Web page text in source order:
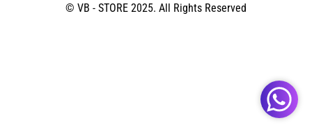
© VB - STORE 2025. All Rights Reserved